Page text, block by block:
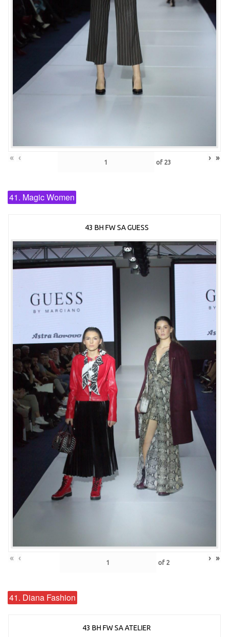
« ‹ of 23 › »
41. Magic Women
43 BH FW SA GUESS
« ‹ of 2 › »
41. Diana Fashion
43 BH FW SA ATELIER